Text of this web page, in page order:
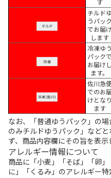
す
チルドゆ
うパック
でお届け
します
冷凍ゆう
パックで
お届けし
ます。
佐川急
でのお届
けとなり
ます
なお、「普通ゆうパック」の
のみチルドゆうパック」など
ず、商品内容欄にその旨を表示
アレルギー情報について
商品に「小麦」「そば」「卵
に」「くるみ」のアレルギー